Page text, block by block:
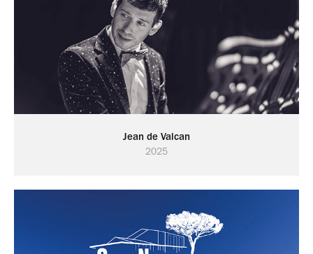
Jean de Valcan
2025